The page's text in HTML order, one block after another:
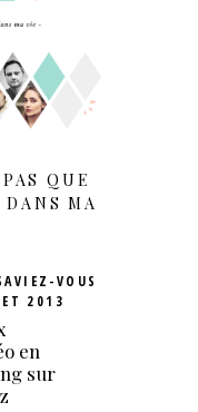
QUE
MA
VOUS
2013
en
sur